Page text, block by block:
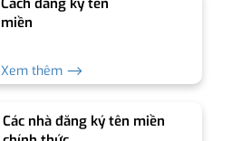
Cách đăng ký tên
miền
Xem thêm ⟶
Các nhà đăng ký tên miền